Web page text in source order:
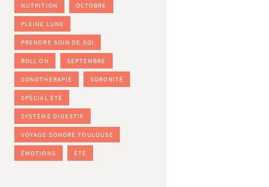
NUTRITION OCTOBRE
PLEINE LUNE
PRENDRE SOIN DE SOI
ROLL ON SEPTEMBRE
SONOTHÉRAPIE SORORITÉ
SPÉCIAL ÉTÉ
SYSTÈME DIGESTIF
VOYAGE SONORE TOULOUSE
ÉMOTIONS ÉTÉ